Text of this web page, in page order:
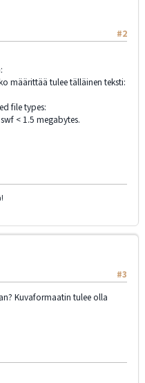
#2
määrittää tulee tälläinen teksti:
file types:
< 1.5 megabytes.
#3
Kuvaformaatin tulee olla